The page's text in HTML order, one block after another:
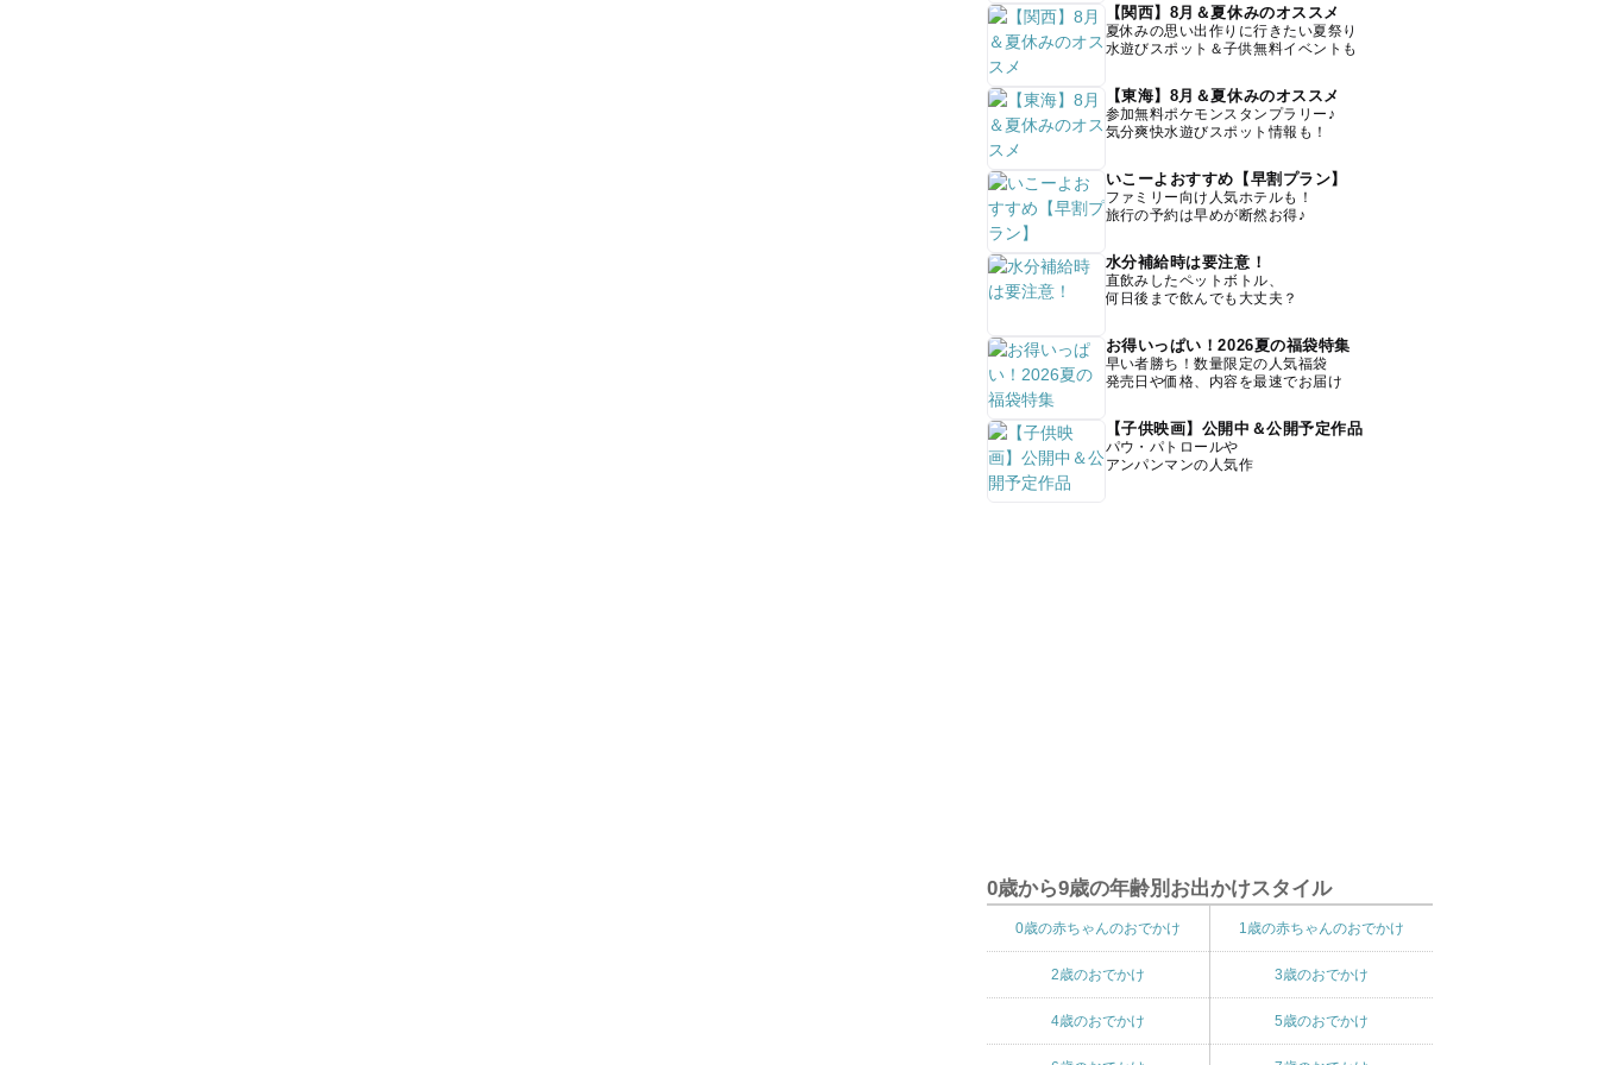
【関西】8月＆夏休みのオススメ
夏休みの思い出作りに行きたい夏祭り
水遊びスポット＆子供無料イベントも
【東海】8月＆夏休みのオススメ
参加無料ポケモンスタンプラリー♪
気分爽快水遊びスポット情報も！
いこーよおすすめ【早割プラン】
ファミリー向け人気ホテルも！
旅行の予約は早めが断然お得♪
水分補給時は要注意！
直飲みしたペットボトル、
何日後まで飲んでも大丈夫？
お得いっぱい！2026夏の福袋特集
早い者勝ち！数量限定の人気福袋
発売日や価格、内容を最速でお届け
【子供映画】公開中＆公開予定作品
パウ・パトロールや
アンパンマンの人気作
0歳から9歳の年齢別お出かけスタイル
0歳の赤ちゃんのおでかけ 1歳の赤ちゃんのおでかけ
2歳のおでかけ 3歳のおでかけ
4歳のおでかけ 5歳のおでかけ